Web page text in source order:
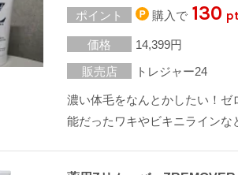
ポイント 購入で 130 pt
価格
14,399円
販売店
トレジャー24
濃い体毛をなんとかしたい！
能だったワキやビキニライン